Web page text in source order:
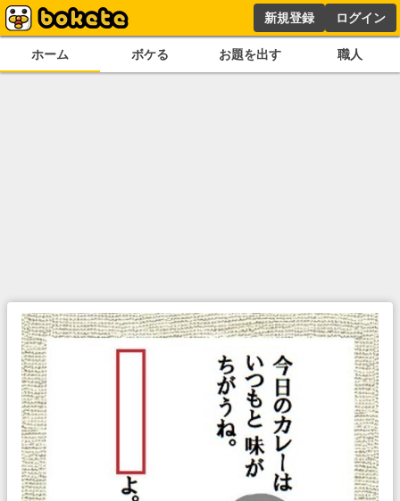
新規登録 ログイン
ホーム ボケる お題を出す 職人